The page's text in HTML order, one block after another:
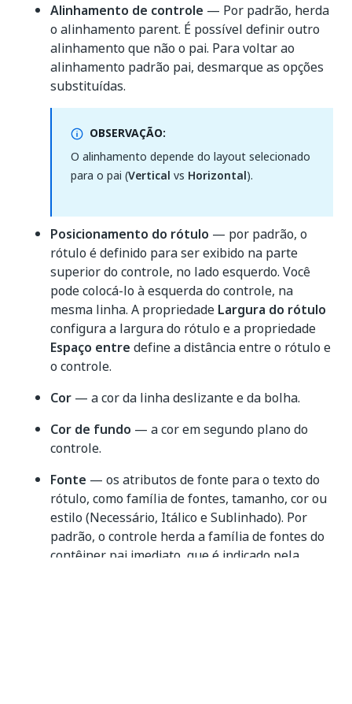
Alinhamento de controle — Por padrão, herda
o alinhamento parent. É possível definir outro
alinhamento que não o pai. Para voltar ao
alinhamento padrão pai, desmarque as opções
substituídas.
OBSERVAÇÃO:
O alinhamento depende do layout selecionado
para o pai (Vertical vs Horizontal).
Posicionamento do rótulo — por padrão, o
rótulo é definido para ser exibido na parte
superior do controle, no lado esquerdo. Você
pode colocá-lo à esquerda do controle, na
mesma linha. A propriedade Largura do rótulo
configura a largura do rótulo e a propriedade
Espaço entre define a distância entre o rótulo e
o controle.
Cor — a cor da linha deslizante e da bolha.
Cor de fundo — a cor em segundo plano do
controle.
Fonte — os atributos de fonte para o texto do
rótulo, como família de fontes, tamanho, cor ou
estilo (Necessário, Itálico e Sublinhado). Por
padrão, o controle herda a família de fontes do
contêiner pai imediato, que é indicado pela